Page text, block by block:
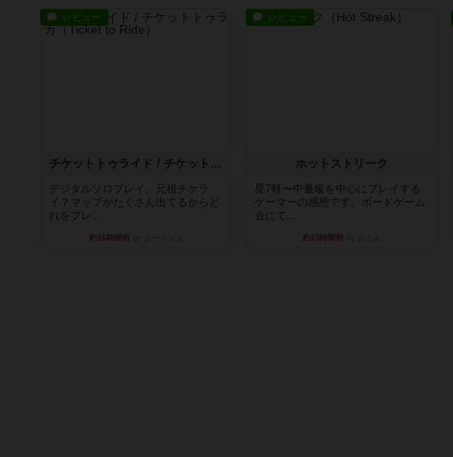
レビュー
チケットトゥライド / チケットトゥライドアメリカ
デジタルソロプレイ。元祖チケラ
イ？マップがたくさん出てるからど
れをプレ...
約16時間前
レビュー
ホットストリーク
星7軽〜中量級を中心にプレイする
ゲーマーの感想です。ボードゲーム
会にて...
約23時間前